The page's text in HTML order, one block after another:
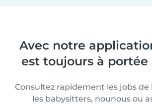
Avec notre
est toujours à portée
Consultez rapidement les jobs
les babysitters, nounous ou